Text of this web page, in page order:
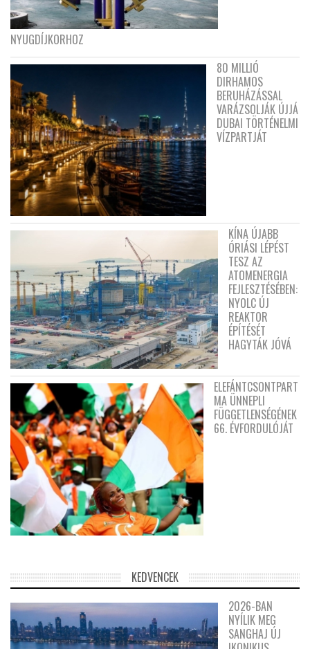
NYUGDÍJKORHOZ
80 MILLIÓ
DIRHAMOS
BERUHÁZÁSSAL
VARÁZSOLJÁK ÚJJÁ
DUBAI TÖRTÉNELMI
VÍZPARTJÁT
KÍNA ÚJABB
ÓRIÁSI LÉPÉST
TESZ AZ
ATOMENERGIA
FEJLESZTÉSÉBEN:
NYOLC ÚJ
REAKTOR
ÉPÍTÉSÉT
HAGYTÁK JÓVÁ
ELEFÁNTCSONTPART
MA ÜNNEPLI
FÜGGETLENSÉGÉNEK
66. ÉVFORDULÓJÁT
KEDVENCEK
2026-BAN
NYÍLIK MEG
SANGHAJ ÚJ